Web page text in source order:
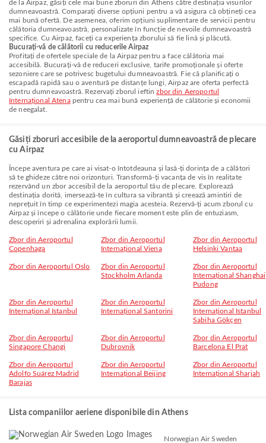
de la Airpaz, găsiți cele mai bune zboruri din Athens către destinația visurilor
dumneavoastră. Comparați diverse opțiuni pentru a vă asigura că obțineți cea
mai bună ofertă. De asemenea, oferim opțiuni suplimentare de servicii pentru
călătoria dumneavoastră, personalizate în funcție de nevoile dumneavoastră
specifice. Cu Airpaz, faceți ca experiența zborului să fie lină și plăcută.
Bucurați-vă de călătorii cu reducerile Airpaz
Profitați de ofertele speciale de la Airpaz pentru a face călătoria mai
accesibilă. Bucurați-vă de reduceri exclusive, tarife promoționale și oferte
sezoniere care se potrivesc bugetului dumneavoastră. Fie că planificați o
escapadă rapidă sau o aventură pe distanțe lungi, Airpaz are oferta perfectă
pentru dumneavoastră. Rezervați zborul ieftinzbor din Aeroportul
Internațional Atenapentru cea mai bună experiență de călătorie și economii
de neegalat.
Găsiți zboruri accesibile de la aeroportul dumneavoastră de plecare
cu Airpaz
Începe aventura pe care ai visat-o întotdeauna și lasă-ți dorința de a călători
să te ghideze către noi orizonturi. Transformă-ți vacanța de vis în realitate
rezervând un zbor accesibil de la aeroportul tău de plecare. Explorează
destinația dorită, imersează-te în cultura sa vibrantă și creează amintiri de
neprețuit în timp ce experimentezi magia acesteia. Rezervă-ți acum zborul cu
Airpaz și începe o călătorie unde fiecare moment este plin de entuziasm,
descoperiri și adrenalina explorării lumii.
Zbor din Aeroportul
Copenhaga
Zbor din Aeroportul
Internațional Viena
Zbor din Aeroportul
Helsinki Vantaa
Zbor din Aeroportul Oslo
Zbor din Aeroportul
Stockholm Arlanda
Zbor din Aeroportul
Internațional Shanghai
Pudong
Zbor din Aeroportul
Internațional Istanbul
Zbor din Aeroportul
Internațional Santorini
Zbor din Aeroportul
Internațional Istanbul
Sabiha Gökçen
Zbor din Aeroportul
Singapore Changi
Zbor din Aeroportul
Dubrovnik
Zbor din Aeroportul
Barcelona El Prat
Zbor din Aeroportul
Adolfo Suárez Madrid
Barajas
Zbor din Aeroportul
Internațional Beijing
Zbor din Aeroportul
Internațional Sharjah
Lista companiilor aeriene disponibile din Athens
Norwegian Air Sweden